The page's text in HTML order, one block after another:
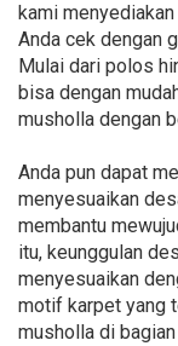
kami
Anda cek dengan
Mulai dari polos
bisa dengan
musholla dengan
Anda pun dapat
menyesuaikan
membantu
itu, keunggulan
menyesuaikan
motif karpet yang
musholla di